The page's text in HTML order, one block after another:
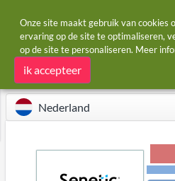
Startpagina Winkels Senetic
Senetic cashback
Nederland
Onze site maakt gebruik van cookies
ervaring op de site te optimaliseren,
op de site te personaliseren. Meer
ik accepteer